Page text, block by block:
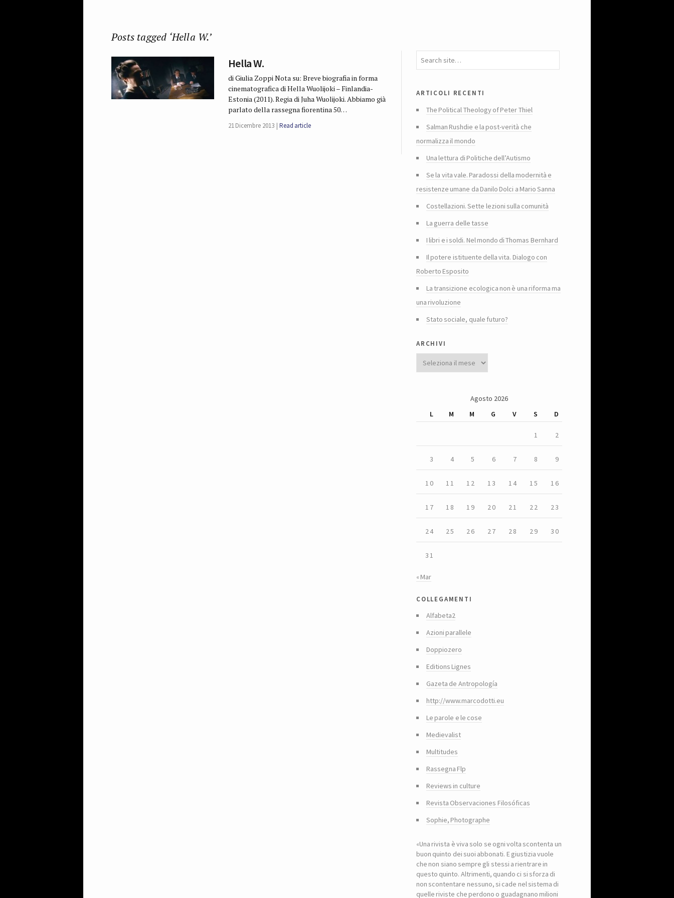
Posts tagged ‘Hella W.’
Hella W.
di Giulia Zoppi Nota su: Breve biografia in forma
cinematografica di Hella Wuolijoki – Finlandia-
Estonia (2011). Regia di Juha Wuolijoki. Abbiamo già
parlato della rassegna fiorentina 50…
21 Dicembre 2013 Read article
articoli recenti
The Political Theology of Peter Thiel
Salman Rushdie e la post-verità che
normalizza il mondo
Una lettura di Politiche dell’Autismo
Se la vita vale. Paradossi della modernità e
resistenze umane da Danilo Dolci a Mario Sanna
Costellazioni. Sette lezioni sulla comunità
La guerra delle tasse
I libri e i soldi. Nel mondo di Thomas Bernhard
Il potere istituente della vita. Dialogo con
Roberto Esposito
La transizione ecologica non è una riforma ma
una rivoluzione
Stato sociale, quale futuro?
archivi
Agosto 2026
L
M M G V S D
1 2
3 4 5 6 7 8 9
10 11 12 13 14 15 16
17 18 19 20 21 22 23
24 25 26 27 28 29 30
31
« Mar
collegamenti
Alfabeta2
Azioni parallele
Doppiozero
Editions Lignes
Gazeta de Antropología
http://www.marcodotti.eu
Le parole e le cose
Medievalist
Multitudes
Rassegna Flp
Reviews in culture
Revista Observaciones Filosóficas
Sophie, Photographe
«Una rivista è viva solo se ogni volta scontenta un
buon quinto dei suoi abbonati. E giustizia vuole
che non siano sempre gli stessi a rientrare in
questo quinto. Altrimenti, quando ci si sforza di
non scontentare nessuno, si cade nel sistema di
quelle riviste che perdono o guadagnano milioni